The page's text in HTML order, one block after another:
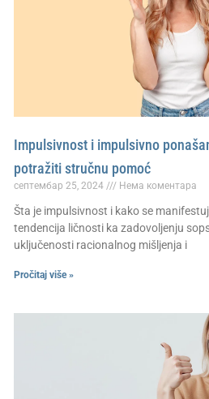
Impulsivnost i impulsivno
potražiti stručnu pomoć
септембар 25, 2024 Нема коментара
Šta je impulsivnost i kako se
tendencija ličnosti ka zadovoljenju
uključenosti racionalnog mišljenja i
Pročitaj više »